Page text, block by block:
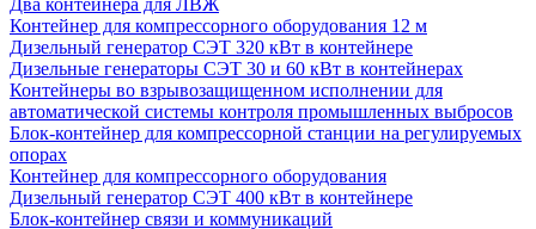
Два контейнера для ЛВЖ
Контейнер для компрессорного оборудования 12 м
Дизельный генератор СЭТ 320 кВт в контейнере
Дизельные генераторы СЭТ 30 и 60 кВт в контейнерах
Контейнеры во взрывозащищенном исполнении для
автоматической системы контроля промышленных выбросов
Блок-контейнер для компрессорной станции на регулируемых
опорах
Контейнер для компрессорного оборудования
Дизельный генератор СЭТ 400 кВт в контейнере
Блок-контейнер связи и коммуникаций